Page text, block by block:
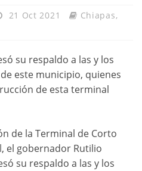
21 Oct 2021 Chiapas,
su respaldo a las y los
este municipio, quienes
de esta terminal
de la Terminal de Corto
el gobernador Rutilio
su respaldo a las y los